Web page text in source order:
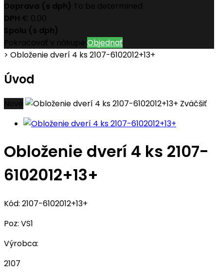
Doprava (s dph) To be determined
DPH € 0.00
Spolu (s dph)
Pokračovať v nákupe Objednať
> Obloženie dverí 4 ks 2107-6102012+13+
Úvod
Nové Zväčšiť
Obloženie dverí 4 ks 2107-
6102012+13+
Kód: 2107-6102012+13+
Poz: VS1
Výrobca:
2107